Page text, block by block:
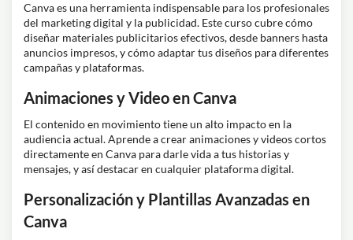
Canva es una herramienta indispensable para los profesionales
del marketing digital y la publicidad. Este curso cubre cómo
diseñar materiales publicitarios efectivos, desde banners hasta
anuncios impresos, y cómo adaptar tus diseños para diferentes
campañas y plataformas.
Animaciones y Video en Canva
El contenido en movimiento tiene un alto impacto en la
audiencia actual. Aprende a crear animaciones y videos cortos
directamente en Canva para darle vida a tus historias y
mensajes, y así destacar en cualquier plataforma digital.
Personalización y Plantillas Avanzadas en
Canva